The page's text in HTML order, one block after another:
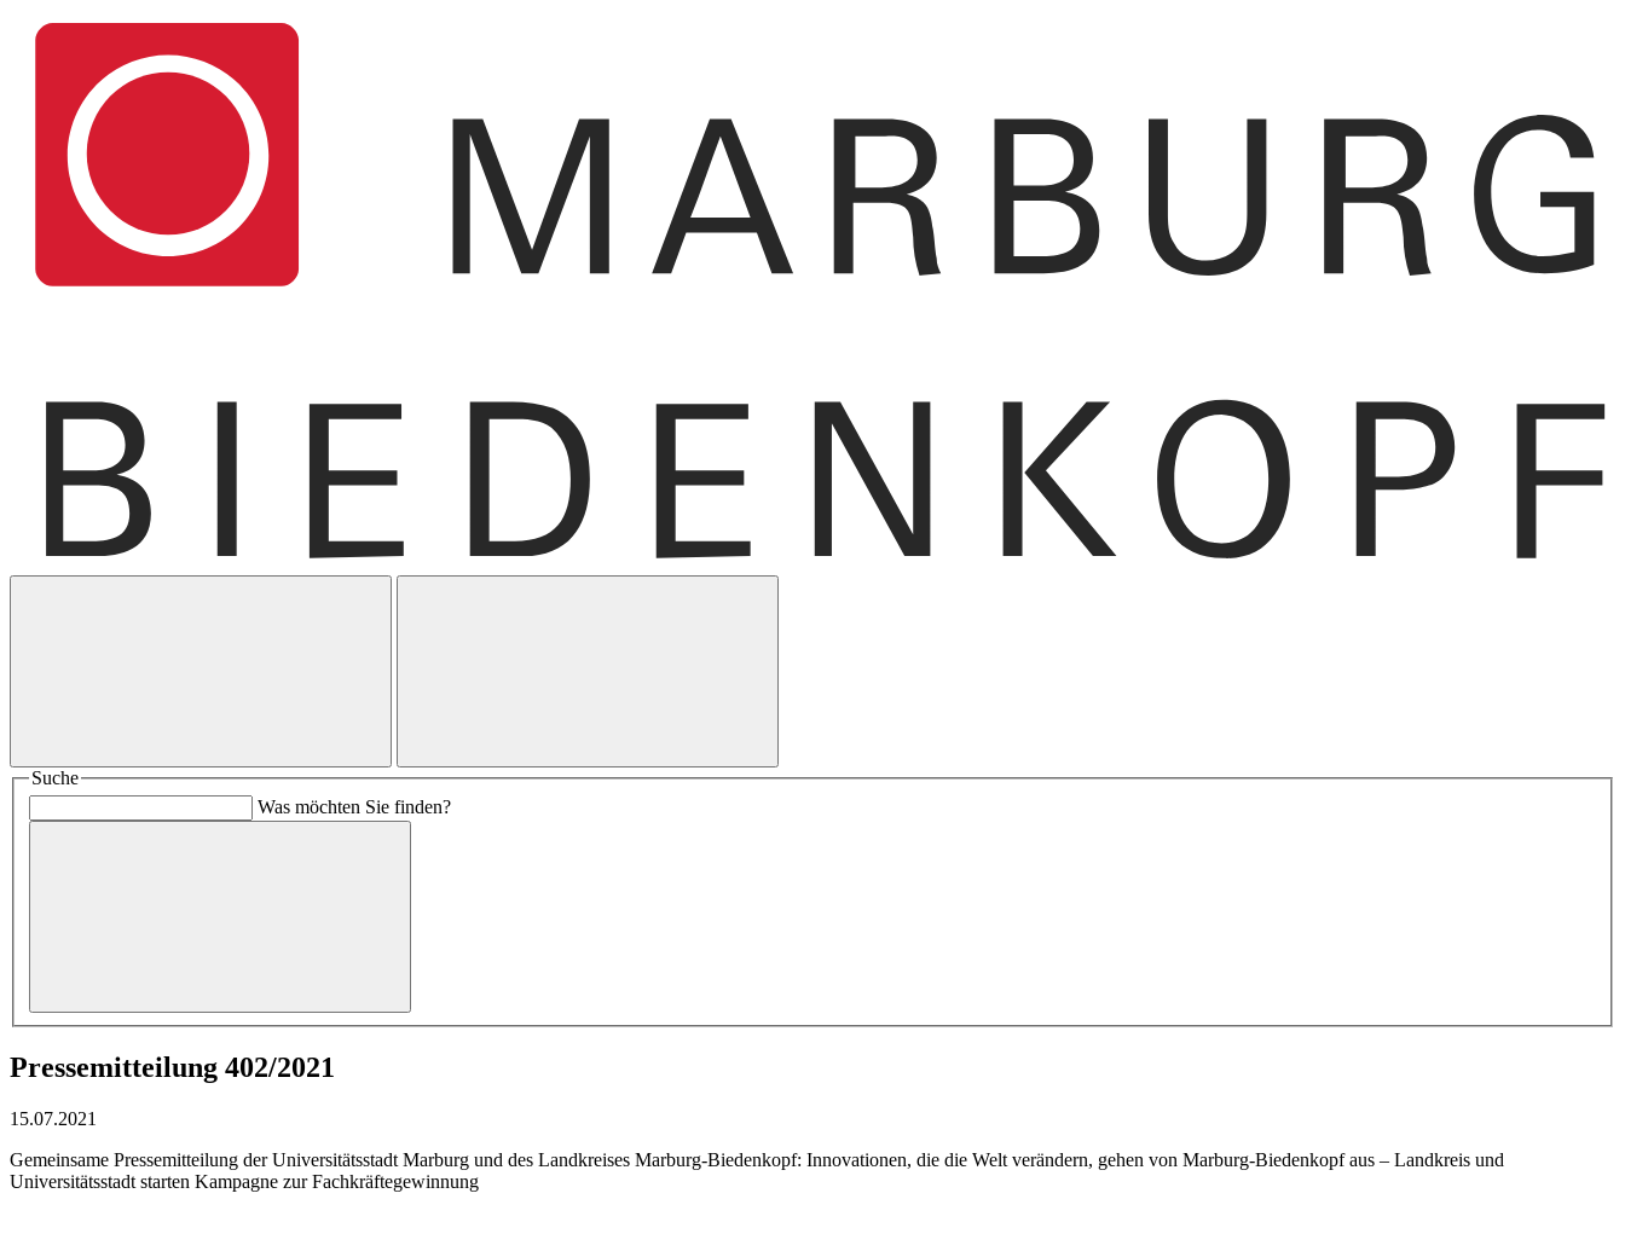
Suche
Was möchten Sie finden?
Pressemitteilung 402/2021
15.07.2021
Gemeinsame Pressemitteilung der Universitätsstadt Marburg und des Landkreises Marburg-Biedenkopf: Innovationen, die die Welt verändern, gehen von Marburg-Biedenkopf aus – Landkreis und
Universitätsstadt starten Kampagne zur Fachkräftegewinnung